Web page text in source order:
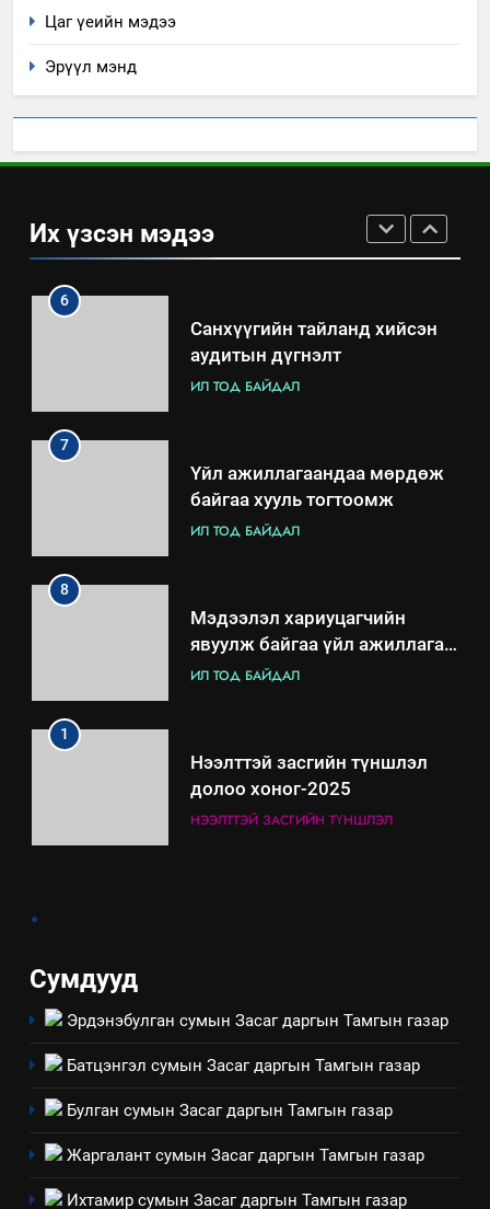
Цаг үеийн мэдээ
Эрүүл мэнд
Их үзсэн мэдээ
зөвлөлийн 2025 оны үйл
ажиллагааны жилийн
ТАЗ-ЫН САЛБАР ЗӨВЛӨЛ
5
салбар зөвлөл” аяны хүрээнд
зохион байгуулах арга
хэмжээний төлөвлөгөө
ТАЗ-ЫН САЛБАР ЗӨВЛӨЛ
6
Санхүүгийн тайланд хийсэн
аудитын дүгнэлт
ИЛ ТОД БАЙДАЛ
7
Үйл ажиллагаандаа мөрдөж
байгаа хууль тогтоомж
ИЛ ТОД БАЙДАЛ
8
Мэдээлэл хариуцагчийн
явуулж байгаа үйл ажиллагаа,
үйлдвэрлэл, үйлчилгээ,
үзүүлэх буюу үзүүлж байгаа
нөлөөллийн талаарх
мэдээлэл
ИЛ ТОД БАЙДАЛ
1
Нээлттэй засгийн түншлэл
долоо хоног-2025
НЭЭЛТТЭЙ ЗАСГИЙН ТҮНШЛЭЛ
3
Төрийн албаны зөвлөлийн
.
Сумдууд
Эрдэнэбулган сумын Засаг даргын Тамгын газар
Батцэнгэл сумын Засаг даргын Тамгын газар
Булган сумын Засаг даргын Тамгын газар
Жаргалант сумын Засаг даргын Тамгын газар
Ихтамир сумын Засаг даргын Тамгын газар